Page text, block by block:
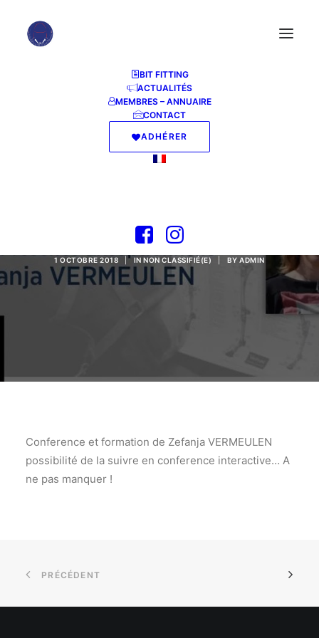
BIT FITTING
ACTUALITÉS
MEMBRES – ANNUAIRE
CONTACT
ADHÉRER
biomécanique
1 OCTOBRE 2018 INNON CLASSIFIÉ(E) BYADMIN
Conference et formation de Zefanja VERMEULEN
possibilité de la suivre en conference interactive… A
ne pas manquer !
PRÉCÉDENT